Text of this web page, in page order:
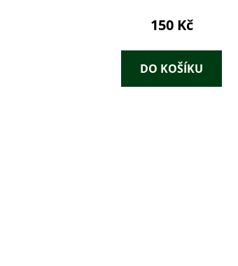
150 Kč
DO KOŠÍKU